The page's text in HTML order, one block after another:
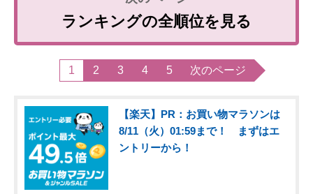
ランキングの全順位を見る
1 2 3 4 5 次のページ
【楽天】PR：お買い物マラソンは
8/11（火）01:59まで！ まずはエ
ントリーから！